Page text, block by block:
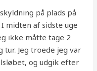
på plads på
midten af sidste uge
ikke måtte tage 2
tur. Jeg troede jeg var
og udgik efter